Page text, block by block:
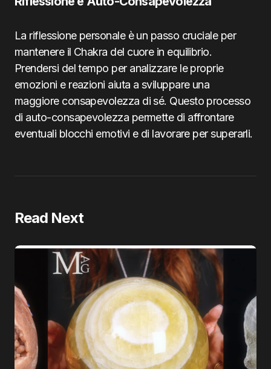
La riflessione personale è un passo cruciale per
mantenere il Chakra del cuore in equilibrio.
Prendersi del tempo per analizzare le proprie
emozioni e reazioni aiuta a sviluppare una
maggiore consapevolezza di sé. Questo processo
di auto-consapevolezza permette di affrontare
eventuali blocchi emotivi e di lavorare per superarli.
Read Next